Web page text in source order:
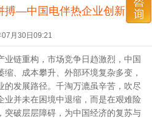
搏—中国电伴热企业创新突围
月30日09:21
业链重构，市场竞争日趋激烈，中国
、成本攀升、外部环境复杂多变，
的发展路径。千淘万漉虽辛苦，吹尽
业并未在困境中退缩，而是在艰难险
突破层层障碍，为中国经济的复苏与